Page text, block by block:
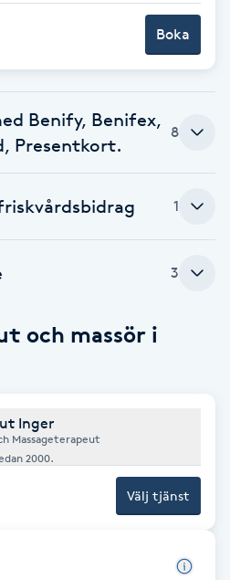
Boka
Benify, Benifex,
Presentkort.
8
1
3
och massör i
Inger
Massageterapeut
2000.
Välj tjänst